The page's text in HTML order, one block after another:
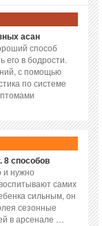
асан
способ
его в бодрости.
с помощью
по системе
8 способов
и нужно
самих
сильным, он
сезонные
в арсенале …